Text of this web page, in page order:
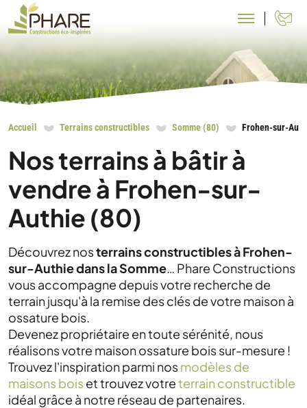
Accueil Terrains constructibles Somme (80) Frohen-sur-
Nos terrains à bâtir à
vendre à Frohen-sur-
Authie (80)
Découvrez nosterrains constructibles à Frohen-
sur-Authie dans la Somme… Phare Constructions
vous accompagne depuis votre recherche de
terrain jusqu'à la remise des clés de votre maison à
ossature bois.
Devenez propriétaire en toute sérénité, nous
réalisons votre maison ossature bois sur-mesure !
Trouvez l'inspiration parmi nosmodèles de
maisons bois et trouvez votreterrain constructible
idéal grâce à notre réseau de partenaires.